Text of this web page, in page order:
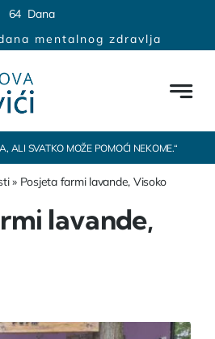
64 Dana
mentalnog zdravlja
ALI SVATKO MOŽE POMOĆI NEKOME.“
» Posjeta farmi lavande, Visoko
lavande,